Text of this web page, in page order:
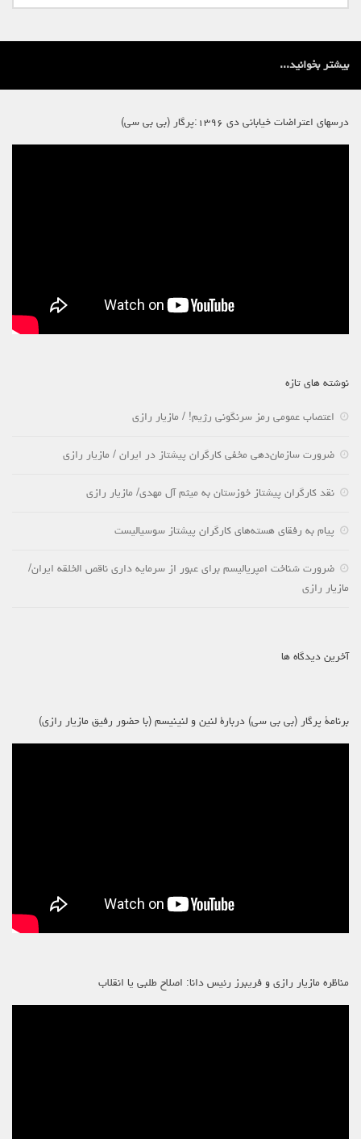
بیشتر بخوانید...
درسهای اعتراضات خیابانی دی ۱۳۹۶:پرگار (بی بی سی)
نوشته های تازه
اعتصاب عمومی رمز سرنگونی رژیم! / مازیار رازی
ضرورت سازمان‌دهی مخفی کارگران پیشتاز در ایران / مازیار رازی
نقد کارگران پیشتاز خوزستان به میثم آل مهدی/ مازیار رازی
پیام به رفقای هسته‌های کارگران پیشتاز سوسیالیست
ضرورت شناخت امپریالیسم برای عبور از سرمایه داری ناقص الخلقه ایران/
مازیار رازی
آخرین دیدگاه ها
برنامۀ پرگار (بی بی سی) دربارۀ لنین و لنینیسم (با حضور رفیق مازیار رازی)
مناظره مازیار رازی و فریبرز رئیس دانا: اصلاح طلبی یا انقلاب